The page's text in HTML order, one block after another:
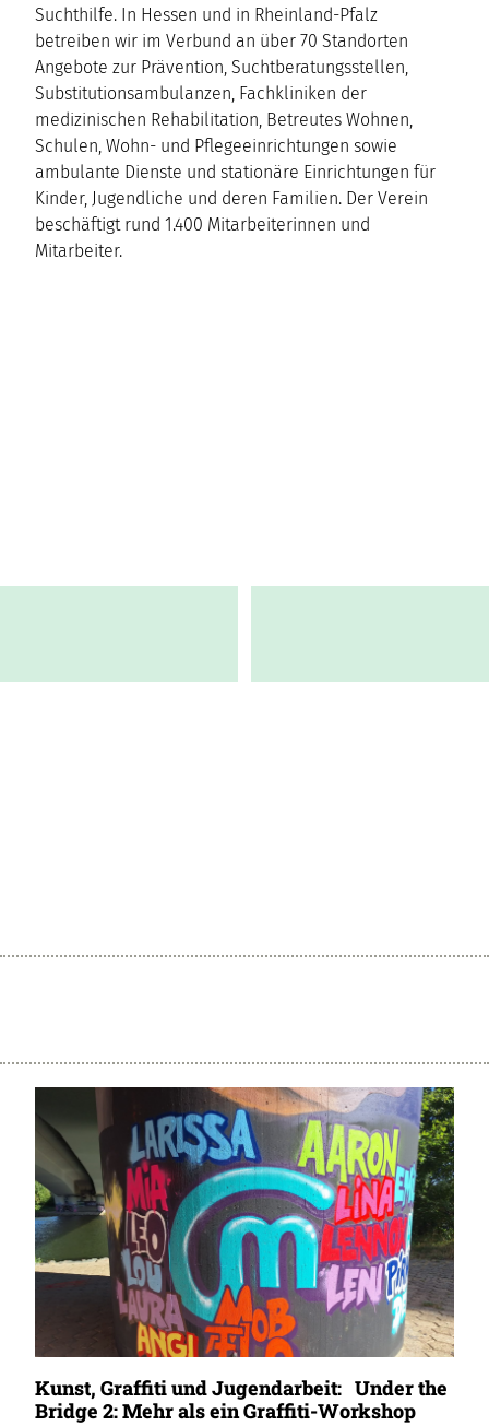
Suchthilfe. In Hessen und in Rheinland-Pfalz
betreiben wir im Verbund an über 70 Standorten
Angebote zur Prävention, Suchtberatungsstellen,
Substitutions­ambulanzen, Fachkliniken der
medizinischen Rehabilitation, Betreutes Wohnen,
Schulen, Wohn- und Pflegeeinrichtungen sowie
ambulante Dienste und stationäre Einrichtungen für
Kinder, Jugendliche und deren Familien. Der Verein
beschäftigt rund 1.400 Mitarbeiterinnen und
Mitarbeiter.
Kunst, Graffiti und Jugendarbeit: Under the
Bridge 2: Mehr als ein Graffiti-Workshop